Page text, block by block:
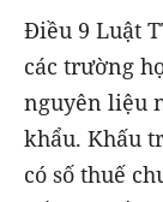
Điều 9 Luật
các trường
nguyên liệu
khẩu. Khấu
có số thuế